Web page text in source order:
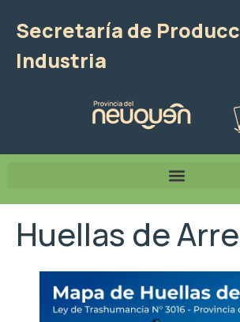
Secretaría de
Industria
Huellas de